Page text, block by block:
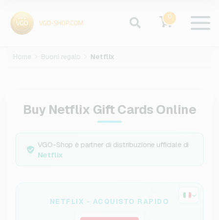
0
Home Buoni regalo Netflix
Buy Netflix Gift Cards Online
VGO-Shop è partner di distribuzione ufficiale di
Netflix
NETFLIX - ACQUISTO RAPIDO